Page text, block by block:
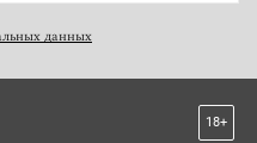
данных
18+